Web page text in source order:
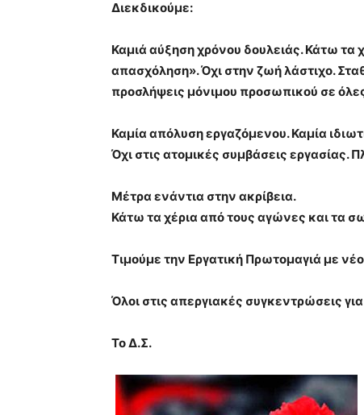
Διεκδικούμε:
Καμιά αύξηση χρόνου δουλειάς. Κάτω τα
απασχόληση». Όχι στην ζωή λάστιχο.
προσλήψεις μόνιμου προσωπικού σε
Καμία απόλυση εργαζόμενου. Καμία
Όχι στις ατομικές συμβάσεις
Μέτρα ενάντια στην ακρίβεια.
Κάτω τα χέρια από τους αγώνες και τα
Τιμούμε την Εργατική Πρωτομαγιά με
Όλοι στις απεργιακές συγκεντρώσεις
Το Δ.Σ.